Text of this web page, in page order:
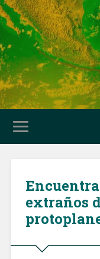
extraños